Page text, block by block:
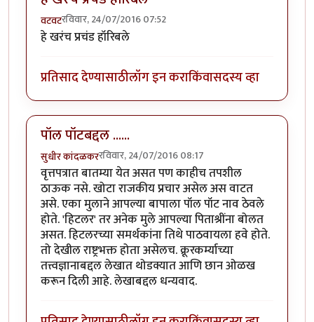
वटवटरविवार, 24/07/2016 07:52
हे खरंच प्रचंड हॉरिबले
प्रतिसाद देण्यासाठीलॉग इन कराकिंवासदस्य व्हा
पॉल पॉटबद्दल ......
सुधीर कांदळकररविवार, 24/07/2016 08:17
वृत्तपत्रात बातम्या येत असत पण काहीच तपशील
ठाऊक नसे. खोटा राजकीय प्रचार असेल अस वाटत
असे. एका मुलाने आपल्या बापाला पॉल पॉट नाव ठेवले
होते. 'हिटलर' तर अनेक मुले आपल्या पिताश्रींना बोलत
असत. हिटलरच्या समर्थकांना तिथे पाठवायला हवे होते.
तो देखील राष्ट्रभक्त होता असेलच. क्रूरकर्म्याच्या
तत्त्वज्ञानाबद्दल लेखात थोडक्यात आणि छान ओळख
करून दिली आहे. लेखाबद्दल धन्यवाद.